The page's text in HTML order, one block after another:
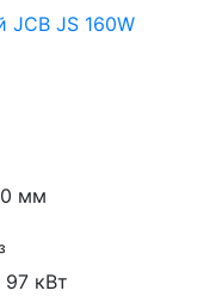
JCB JS 160W
мм
кВт